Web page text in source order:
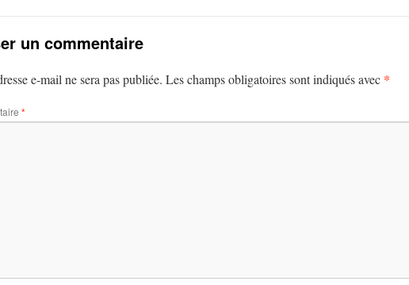
un commentaire
e-mail ne sera pas publiée. Les champs obligatoires sont indiqués avec *
*